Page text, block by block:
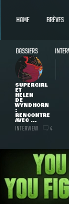
HOME BRÈVES
DOSSIERS
SUPERGIRL
ET
HELEN
DE
WYNDHORN
:
RENCONTRE
AVEC ...
INTERVIEW 4